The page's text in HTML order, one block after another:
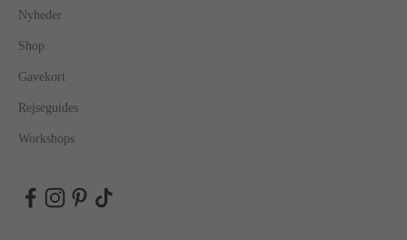
Nyheder
Shop
Gavekort
Rejseguides
Workshops